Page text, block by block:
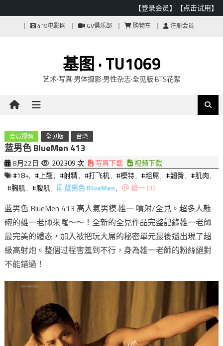
【登录会员】 【点击试用】
419电影网 GV俱乐部 购物车 注册会员
基图 · TU1069
艺术·写真·男体摄影·男性杂志·全见版·BTS花絮
会员视频 全见版 台湾
蓝男色 BlueMen 413
8月22日 202309 次 写真下载
视频下载
#18+, #上翘, #射精, #打飞机, #模特, #粗屌, #翘臀, #肌肉,
#胸肌, #腹肌, 蓝男色 BlueMen, 雄一 (3)
蓝男色 BlueMen 413 高人氣男模.雄一 噴射/全見。超多人敲
碗的雄一老師來囉～～！全新的全見作品完整記錄雄一老師
最完美的體态，加入被把玩大屌的秘密單元最後還出現了超
級高射炮。整個过程害羞到不行，身為雄一老師的粉絲絕對
不能錯過！